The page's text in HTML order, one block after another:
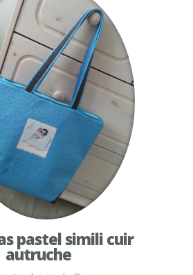
pastel simili cuir
autruche